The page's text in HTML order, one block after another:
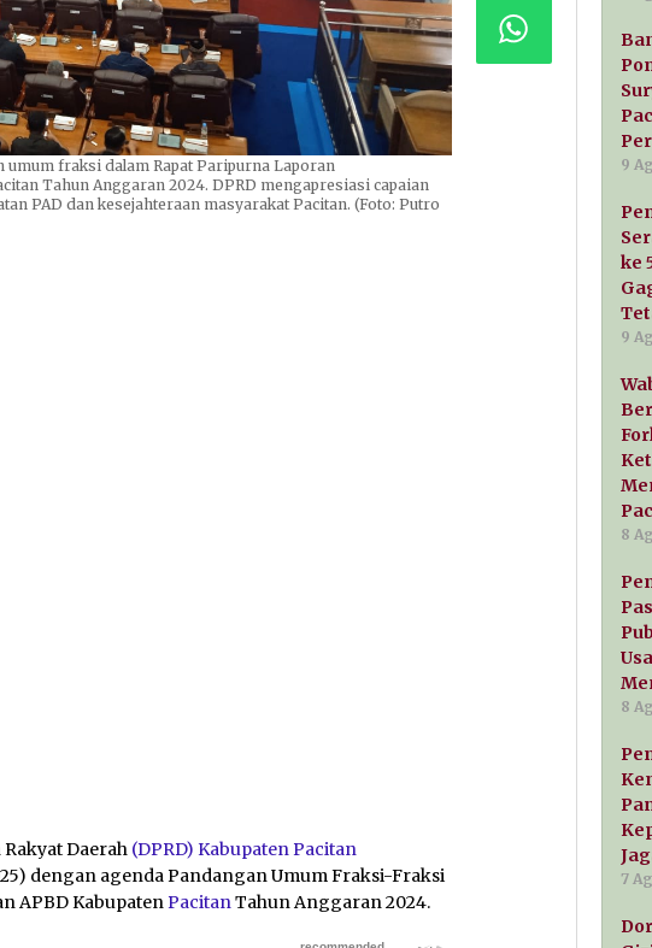
umum fraksi dalam Rapat Paripurna Laporan
Tahun Anggaran 2024. DPRD mengapresiasi capaian
PAD dan kesejahteraan masyarakat Pacitan. (Foto: Putro
Daerah (DPRD) Kabupaten Pacitan
dengan agenda Pandangan Umum Fraksi-Fraksi
APBD KabupatenPacitanTahun Anggaran 2024.
9
ke
9
8
8
7